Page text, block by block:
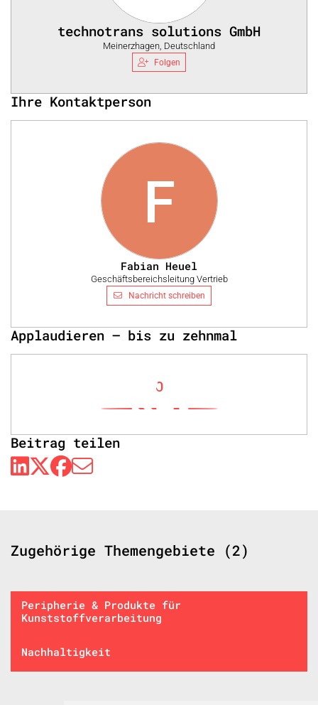
technotrans solutions GmbH
Meinerzhagen, Deutschland
Folgen
Ihre Kontaktperson
F
Fabian Heuel
Geschäftsbereichsleitung Vertrieb
Nachricht schreiben
Applaudieren – bis zu zehnmal
0
Beitrag teilen
Zugehörige Themengebiete (2)
Peripherie & Produkte für
Kunststoffverarbeitung
Nachhaltigkeit